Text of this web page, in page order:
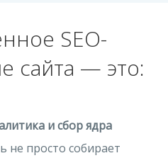
SEO-
сайта — это:
и сбор ядра
не просто собирает